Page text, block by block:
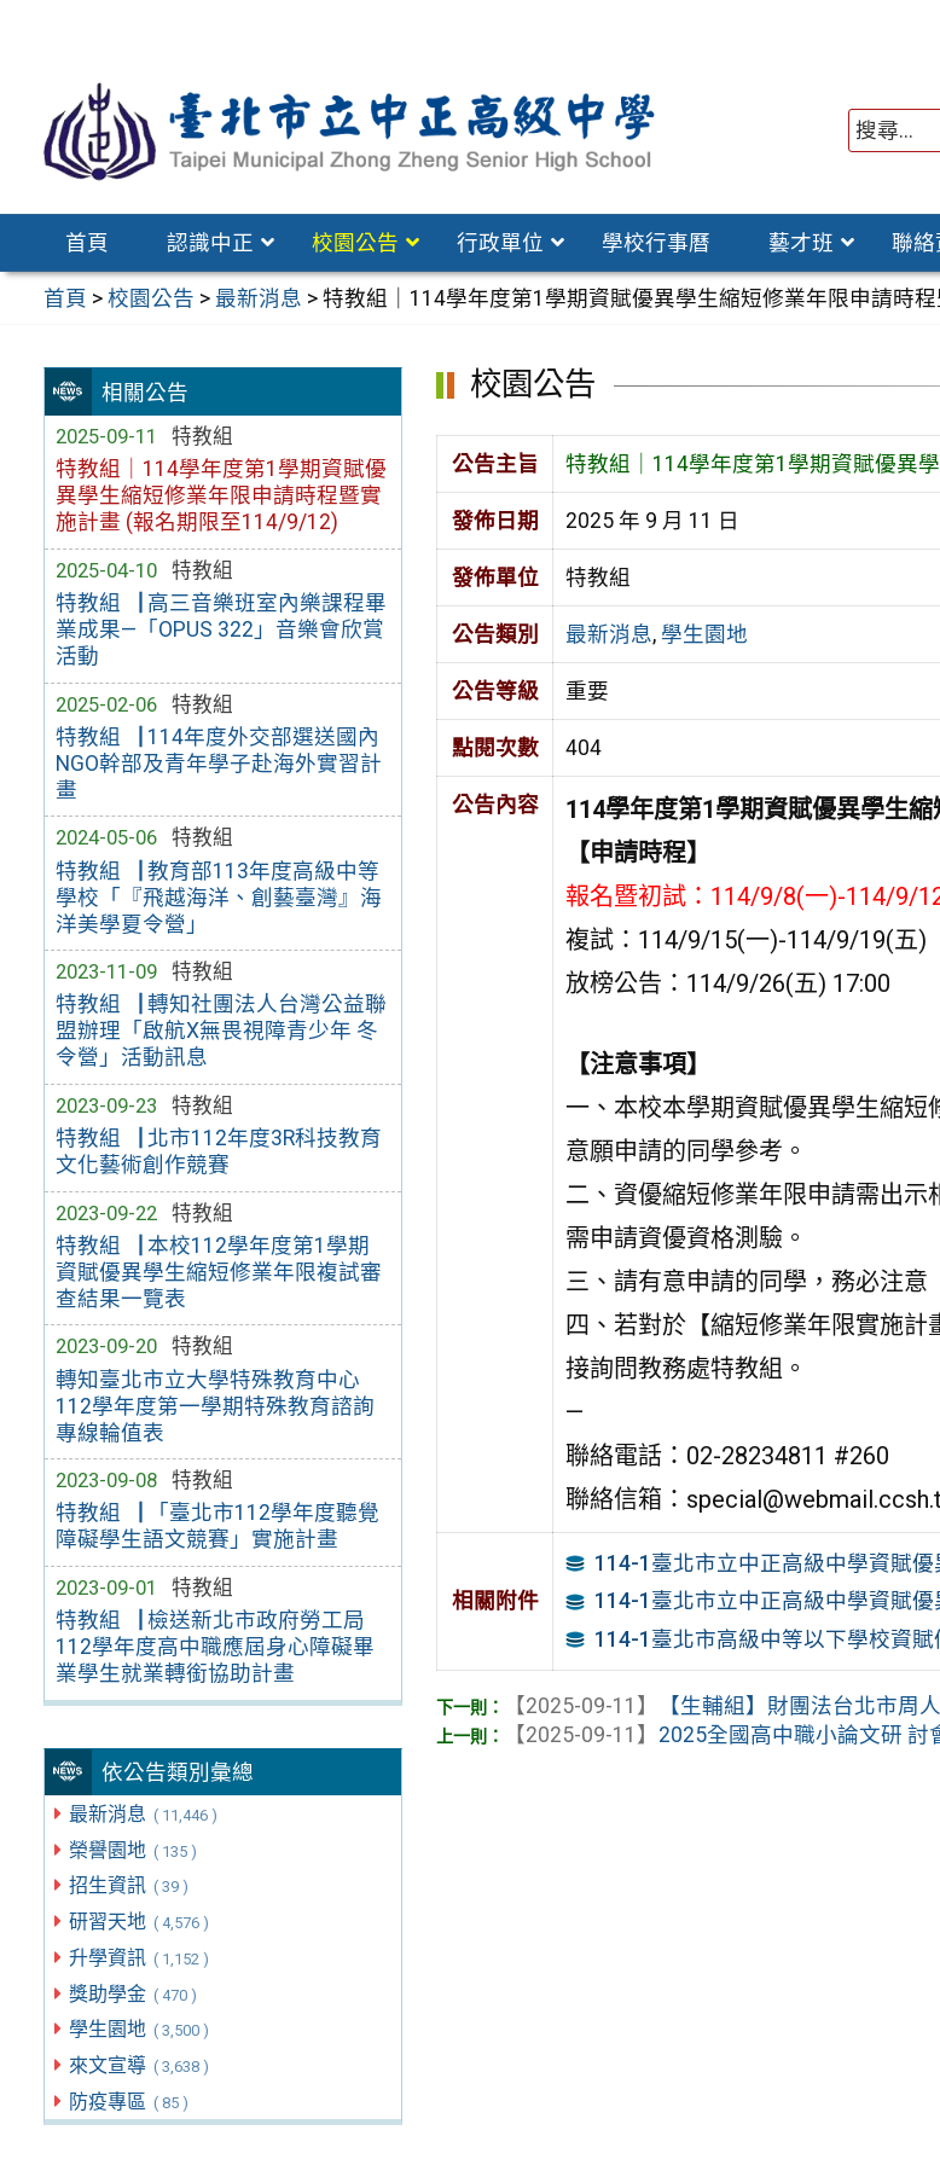
區
首頁 認識中正 校園公告 行政單位 學校行事曆 藝才班 聯絡
首頁 >校園公告 > 最新消息 >特教組｜114學年度第1學期資賦優異學生縮短修業年限申請時
相關公告
2025-09-11
特教組
特教組｜114學年度第1學期資賦優
異學生縮短修業年限申請時程暨實
施計畫 (報名期限至114/9/12)
2025-04-10
特教組
特教組▕ 高三音樂班室內樂課程畢
業成果—「OPUS 322」音樂會欣賞
活動
2025-02-06
特教組
特教組▕ 114年度外交部選送國內
NGO幹部及青年學子赴海外實習計
畫
2024-05-06
特教組
特教組▕ 教育部113年度高級中等
學校「『飛越海洋、創藝臺灣』海
洋美學夏令營」
2023-11-09
特教組
特教組▕ 轉知社團法人台灣公益聯
盟辦理「啟航X無畏視障青少年 冬
令營」活動訊息
2023-09-23
特教組
特教組▕ 北市112年度3R科技教育
文化藝術創作競賽
2023-09-22
特教組
特教組▕ 本校112學年度第1學期
資賦優異學生縮短修業年限複試審
查結果一覽表
2023-09-20
特教組
轉知臺北市立大學特殊教育中心
112學年度第一學期特殊教育諮詢
專線輪值表
2023-09-08
特教組
特教組▕ 「臺北市112學年度聽覺
障礙學生語文競賽」實施計畫
2023-09-01
特教組
特教組▕ 檢送新北市政府勞工局
112學年度高中職應屆身心障礙畢
業學生就業轉銜協助計畫
依公告類別彙總
最新消息 ( 11,446 )
榮譽園地 ( 135 )
招生資訊 ( 39 )
研習天地 ( 4,576 )
升學資訊 ( 1,152 )
獎助學金 ( 470 )
學生園地 ( 3,500 )
來文宣導 ( 3,638 )
防疫專區 ( 85 )
校園公告
公告主旨 特教組｜114學年度第1學期資賦優異
發佈日期 2025 年 9 月 11 日
發佈單位 特教組
公告類別 最新消息, 學生園地
公告等級 重要
點閱次數 404
公告內容
114學年度第1學期資賦優異學生
【申請時程】
報名暨初試：114/9/8(一)-114/9/
複試：114/9/15(一)-114/9/19(五)
放榜公告：114/9/26(五) 17:00
【注意事項】
一、本校本學期資賦優異學生縮
意願申請的同學參考。
二、資優縮短修業年限申請需出示
需申請資優資格測驗。
三、請有意申請的同學，務必注意
四、若對於【縮短修業年限實施
接詢問教務處特教組。
—
聯絡電話：02-28234811 #260
聯絡信箱：
相關附件
114-1臺北市立中正高級中學資賦
114-1臺北市立中正高級中學資賦
114-1臺北市高級中等以下學校資
【2025-09-11】
【生輔組】財團法台北市周
【2025-09-11】 2025全國高中職小論文研 討